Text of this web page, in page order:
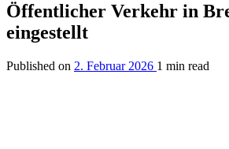
Öffentlicher Verkehr in
eingestellt
Published on 2. Februar 2026 1 min read